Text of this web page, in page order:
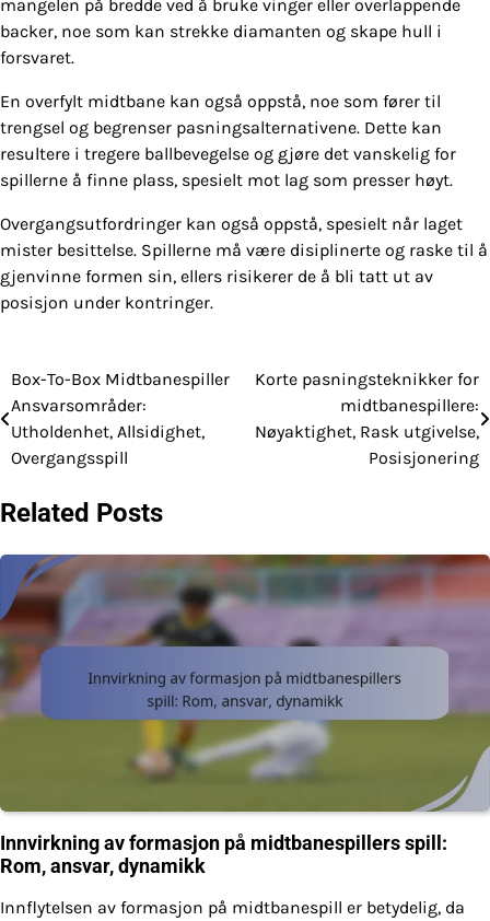
mangelen på bredde ved å bruke vinger eller overlappende
backer, noe som kan strekke diamanten og skape hull i
forsvaret.
En overfylt midtbane kan også oppstå, noe som fører til
trengsel og begrenser pasningsalternativene. Dette kan
resultere i tregere ballbevegelse og gjøre det vanskelig for
spillerne å finne plass, spesielt mot lag som presser høyt.
Overgangsutfordringer kan også oppstå, spesielt når laget
mister besittelse. Spillerne må være disiplinerte og raske til å
gjenvinne formen sin, ellers risikerer de å bli tatt ut av
posisjon under kontringer.
Post
navigation
Box-To-Box Midtbanespiller
Ansvarsområder:
Utholdenhet, Allsidighet,
Overgangsspill
Korte pasningsteknikker for
midtbanespillere:
Nøyaktighet, Rask utgivelse,
Posisjonering
Related Posts
Innvirkning av formasjon på midtbanespillers spill:
Rom, ansvar, dynamikk
Innflytelsen av formasjon på midtbanespill er betydelig, da